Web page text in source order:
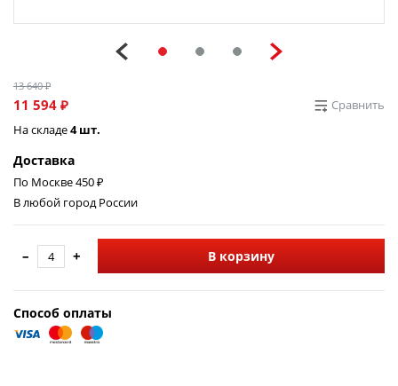
13 640 ₽
11 594 ₽
Сравнить
На складе4 шт.
Доставка
По Москве 450 ₽
В любой город России
– + В корзину
Способ оплаты